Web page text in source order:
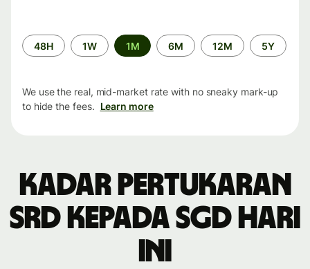
Time
period
48H 1W 1M 6M 12M 5Y
We use the real, mid-market rate with no sneaky mark-up
to hide the fees. Learn more
Kadar pertukaran
SRD kepada SGD hari
ini